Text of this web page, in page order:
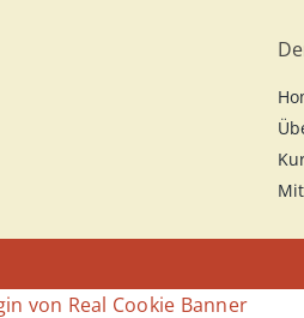
von Real Cookie Banner